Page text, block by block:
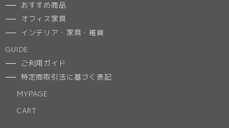
おすすめ商品
オフィス家具
インテリア・家具・雑貨
GUIDE
ご利用ガイド
特定商取引法に基づく表記
MYPAGE
CART